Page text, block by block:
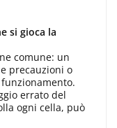
si gioca la
comune: un
precauzioni o
errato del
ogni cella, può